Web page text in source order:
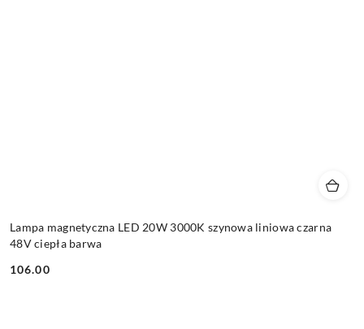
Lampa magnetyczna LED 20W 3000K szynowa liniowa czarna
48V ciepła barwa
Cena:
106.00